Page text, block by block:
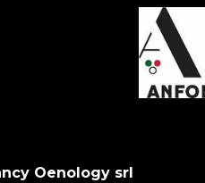
Oenology srl